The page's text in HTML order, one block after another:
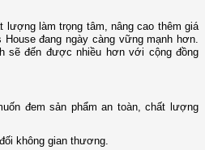
làm trọng tâm, nâng cao thêm giá
đang ngày càng vững mạnh hơn.
sẽ đến được nhiều hơn với cộng đồng
đem sản phẩm an toàn, chất lượng
không gian thương.